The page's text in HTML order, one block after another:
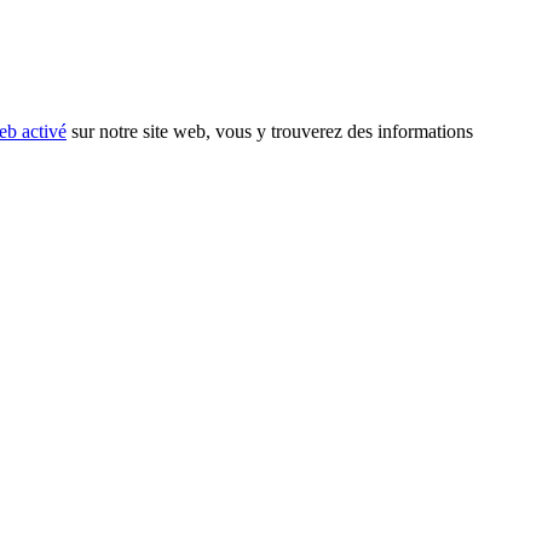
activé sur notre site web, vous y trouverez des informations